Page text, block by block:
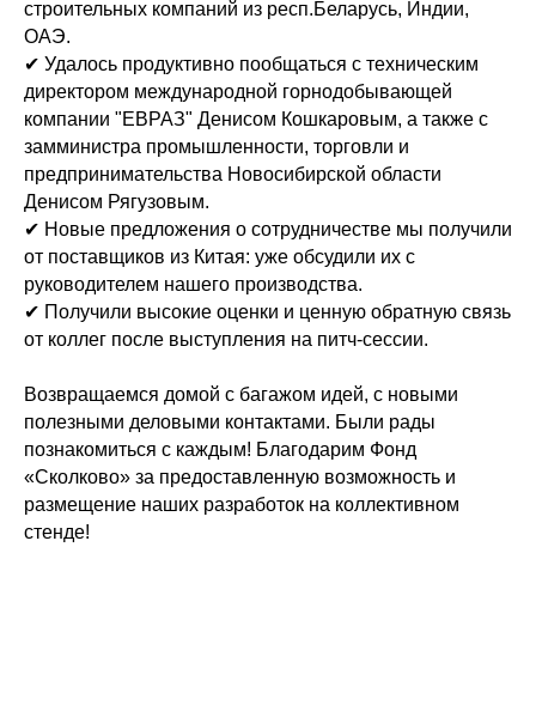
строительных компаний из респ.Беларусь, Индии,
ОАЭ.
✔ Удалось продуктивно пообщаться с техническим
директором международной горнодобывающей
компании "ЕВРАЗ" Денисом Кошкаровым, а также с
замминистра промышленности, торговли и
предпринимательства Новосибирской области
Денисом Рягузовым.
✔ Новые предложения о сотрудничестве мы получили
от поставщиков из Китая: уже обсудили их с
руководителем нашего производства.
✔ Получили высокие оценки и ценную обратную связь
от коллег после выступления на питч-сессии.
Возвращаемся домой с багажом идей, с новыми
полезными деловыми контактами. Были рады
познакомиться с каждым! Благодарим Фонд
«Сколково» за предоставленную возможность и
размещение наших разработок на коллективном
стенде!